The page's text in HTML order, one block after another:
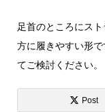
足首のところにス
方に履きやすい形
てご検討ください。
Post